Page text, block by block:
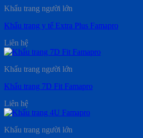
Khẩu trang người lớn
Khẩu trang y tế Extra Plus Famapro
Liên hệ
Khẩu trang người lớn
Khẩu trang 7D Fit Famapro
Liên hệ
Khẩu trang người lớn